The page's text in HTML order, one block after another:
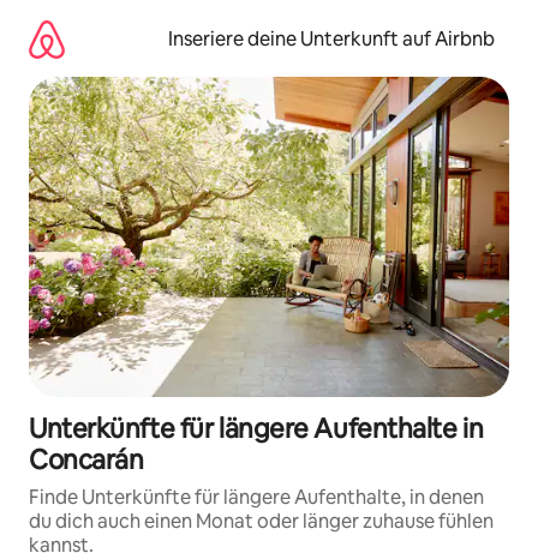
Inhalten
springen
Inseriere deine Unterkunft auf Airbnb
Unterkünfte für längere Aufenthalte in
Concarán
Finde Unterkünfte für längere Aufenthalte, in denen
du dich auch einen Monat oder länger zuhause fühlen
kannst.